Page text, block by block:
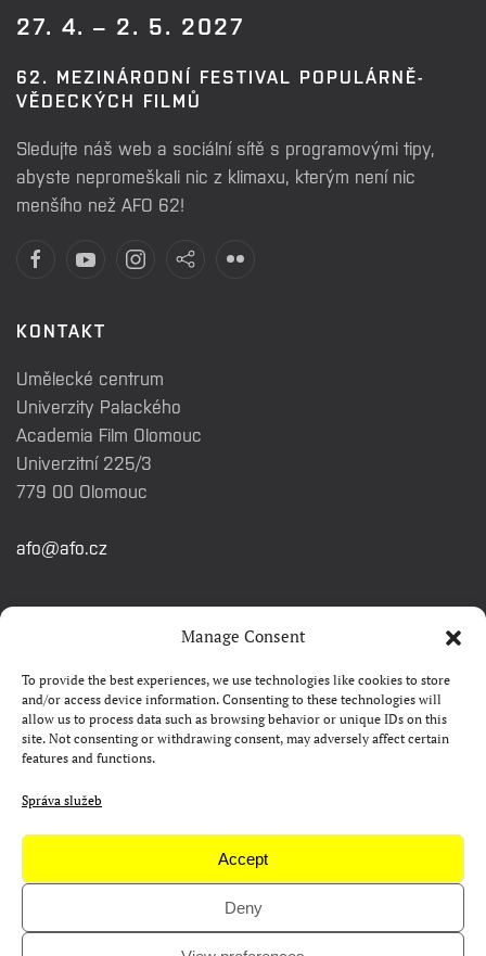
Manage Consent
To provide the best experiences, we use technologies like cookies to store
and/or access device information. Consenting to these technologies will
allow us to process data such as browsing behavior or unique IDs on this
site. Not consenting or withdrawing consent, may adversely affect certain
features and functions.
Správa služeb
Accept
Deny
27. 4. – 2. 5. 2027
62. MEZINÁRODNÍ FESTIVAL POPULÁRNĚ-
VĚDECKÝCH FILMŮ
Sledujte náš web a sociální sítě s programovými tipy,
abyste nepromeškali nic z klimaxu, kterým není nic
menšího než AFO 62!
KONTAKT
Umělecké centrum
Univerzity Palackého
Academia Film Olomouc
Univerzitní 225/3
779 00 Olomouc
afo@afo.cz
RYCHLÉ ODKAZY
Watch&Know
Kontakty
FAQ
Camp 4Science
Materiály pro média
Copyright © AFO 2000-2026 | web